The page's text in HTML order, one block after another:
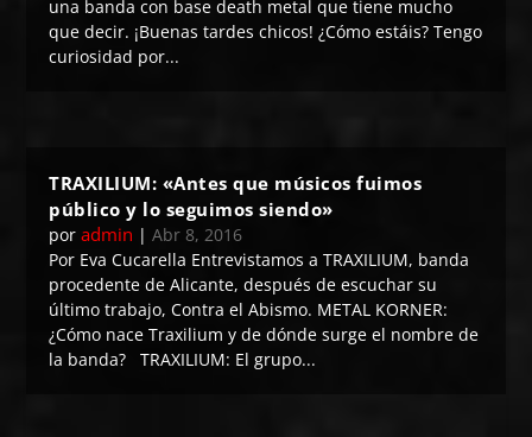
una banda con base death metal que tiene mucho
que decir. ¡Buenas tardes chicos! ¿Cómo estáis? Tengo
curiosidad por...
TRAXILIUM: «Antes que músicos fuimos
público y lo seguimos siendo»
poradmin |Abr 8, 2016
Por Eva Cucarella Entrevistamos a TRAXILIUM, banda
procedente de Alicante, después de escuchar su
último trabajo, Contra el Abismo. METAL KORNER:
¿Cómo nace Traxilium y de dónde surge el nombre de
la banda? TRAXILIUM: El grupo...